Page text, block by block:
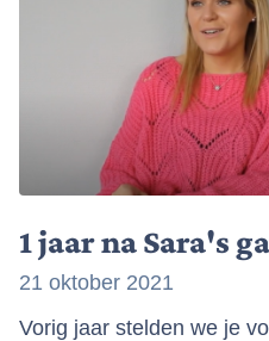
1 jaar na Sara's
21 oktober 2021
Vorig jaar stelden we je